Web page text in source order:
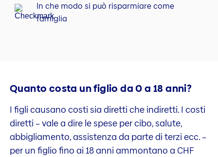
In che modo si può risparmiare come
famiglia
Quanto costa un figlio da 0 a 18 anni?
I figli causano costi sia diretti che indiretti. I costi
diretti – vale a dire le spese per cibo, salute,
abbigliamento, assistenza da parte di terzi ecc. –
per un figlio fino ai 18 anni ammontano a CHF